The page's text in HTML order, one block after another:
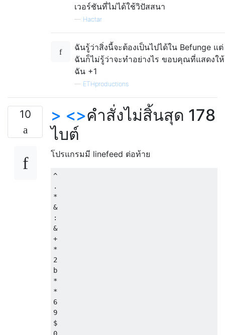
เวอร์ชันที่ไม่ได้ใช้วิปัสสนา
— Hactar
ฉันรู้ว่าสิ่งนี้จะต้องเป็นไปได้ใน Befunge แต่
ฉันก็ไม่รู้ว่าจะทำอย่างไร ขอบคุณที่แสดงให้
ฉัน +1
— ETHproductions
10 > <>คำสั่งไม่สิ้นสุด 178
ไบต์
โปรแกรมมี linefeed ต่อท้าย
^
.
*
&
:
&
+
*
2
b
*
*
6
9
$